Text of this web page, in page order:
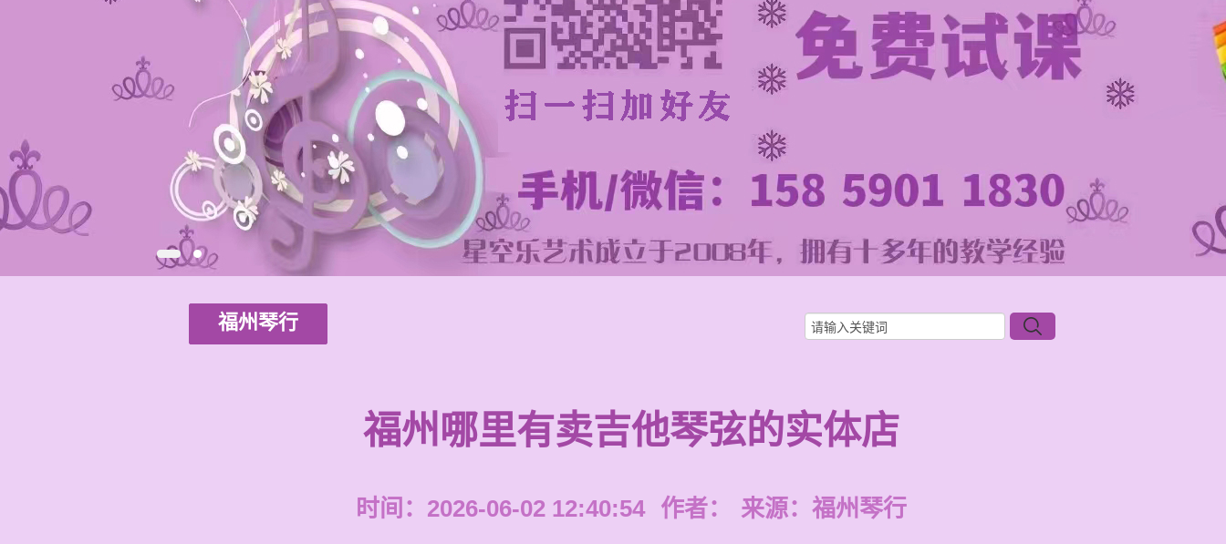
福州琴行
福州哪里有卖吉他琴弦的实体店
时间：2026-06-02 12:40:54 作者： 来源： 福州琴行